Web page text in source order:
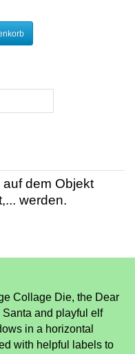
dem Objekt
werden.
Collage Die, the Dear
and playful elf
in a horizontal
with helpful labels to